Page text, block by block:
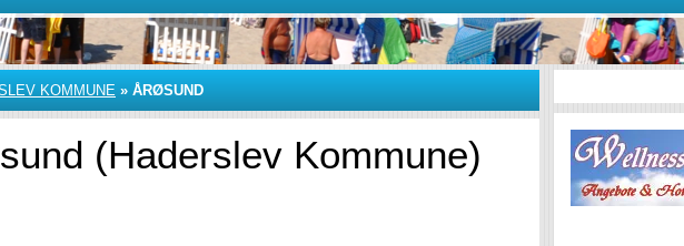
KOMMUNE » ÅRØSUND
(Haderslev Kommune)